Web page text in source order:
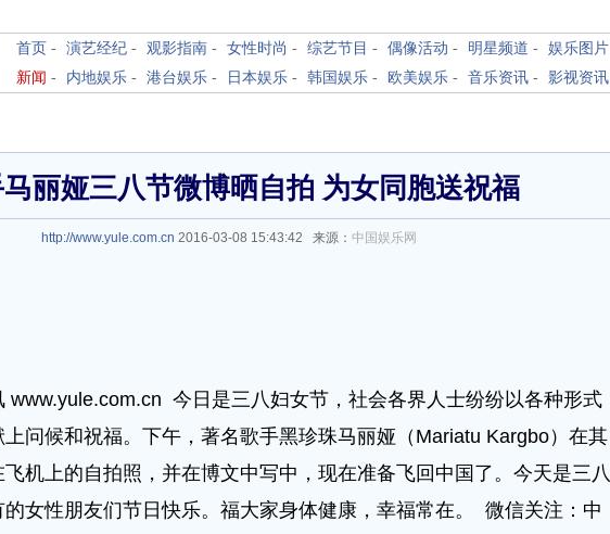
首页 - 演艺经纪 - 观影指南 - 女性时尚 - 综艺节目 - 偶像活动 - 明星频道 - 娱乐图片
新闻 - 内地娱乐 - 港台娱乐 - 日本娱乐 - 韩国娱乐 - 欧美娱乐 - 音乐资讯 - 影视资讯
丽娅三八节微博晒自拍 为女同胞送祝福
http://www.yule.com.cn 2016-03-08 15:43:42 来源： 中国娱乐网
今日是三八妇女节，社会各界人士纷纷以各种形式
问候和祝福。下午，著名歌手黑珍珠马丽娅（Mariatu Kargbo）在其
机上的自拍照，并在博文中写中，现在准备飞回中国了。今天是三八
女性朋友们节日快乐。福大家身体健康，幸福常在。 微信关注：中